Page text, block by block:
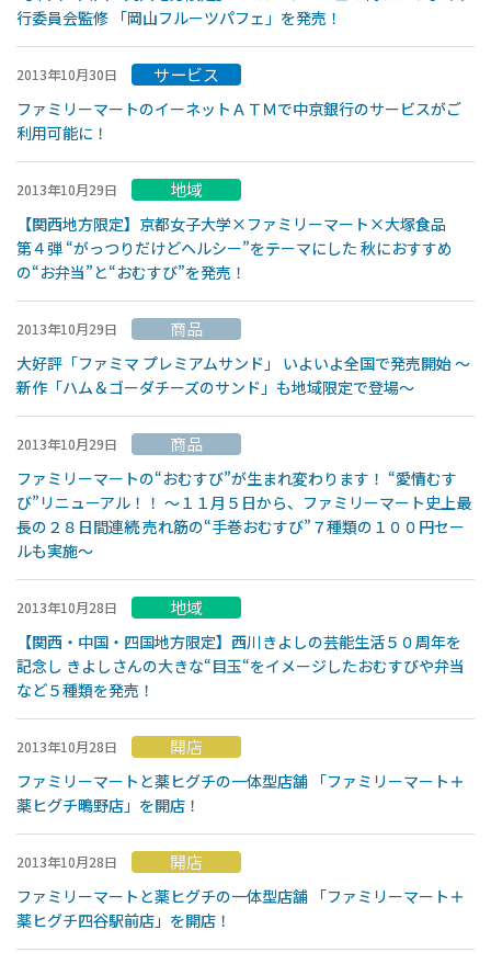
行委員会監修 「岡山フルーツパフェ」を発売！
2013年10月30日 サービス
ファミリーマートのイーネットＡＴＭで中京銀行のサービスがご
利用可能に！
2013年10月29日 地域
【関西地方限定】京都女子大学×ファミリーマート×大塚食品
第４弾 “がっつりだけどヘルシー”をテーマにした 秋におすすめ
の“お弁当”と“おむすび”を発売！
2013年10月29日 商品
大好評「ファミマ プレミアムサンド」 いよいよ全国で発売開始 〜
新作「ハム＆ゴーダチーズのサンド」も地域限定で登場〜
2013年10月29日 商品
ファミリーマートの“おむすび”が生まれ変わります！ “愛情むす
び”リニューアル！！ 〜１１月５日から、ファミリーマート史上最
長の２８日間連続 売れ筋の“手巻おむすび”７種類の１００円セー
ルも実施〜
2013年10月28日 地域
【関西・中国・四国地方限定】西川きよしの芸能生活５０周年を
記念し きよしさんの大きな“目玉“をイメージしたおむすびや弁当
など５種類を発売！
2013年10月28日 開店
ファミリーマートと薬ヒグチの一体型店舗 「ファミリーマート＋
薬ヒグチ鴫野店」を開店！
2013年10月28日 開店
ファミリーマートと薬ヒグチの一体型店舗 「ファミリーマート＋
薬ヒグチ四谷駅前店」を開店！